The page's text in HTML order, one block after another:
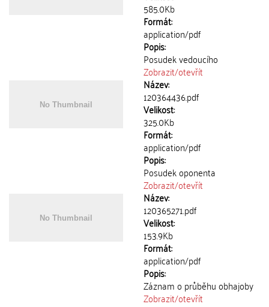
585.0Kb
Formát:
application/pdf
Popis:
Posudek vedoucího
Zobrazit/otevřít
Název:
120364436.pdf
Velikost:
325.0Kb
Formát:
application/pdf
Popis:
Posudek oponenta
Zobrazit/otevřít
Název:
120365271.pdf
Velikost:
153.9Kb
Formát:
application/pdf
Popis:
Záznam o průběhu obhajoby
Zobrazit/otevřít